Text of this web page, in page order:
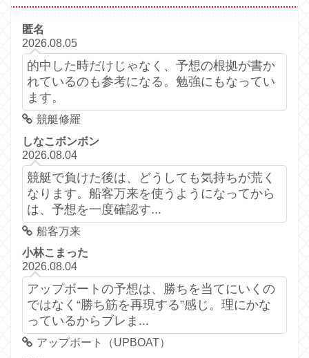
匿名
2026.08.05
的中した時だけじゃなく、予想の根拠が書か
れているのも参考になる。勉強にもなってい
ます。
競艇修羅
しなこボンボン
2026.08.04
競艇で負けた後は、どうしても気持ちが荒く
なります。船客万来を使うようになってから
は、予想を一度確認す...
船客万来
小林こまった
2026.08.04
アップボートの予想は、勝ちを当てにいくの
ではなく“勝ち筋を再現する”感じ。理にかな
っているからブレま...
アップボート（UPBOAT）